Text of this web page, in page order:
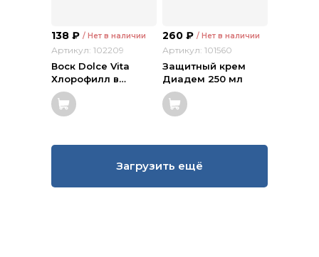
138 ₽ / Нет в наличии
Артикул: 102209
Воск Dolce Vita
Хлорофилл в…
260 ₽ / Нет в наличии
Артикул: 101560
Защитный крем
Диадем 250 мл
Загрузить ещё